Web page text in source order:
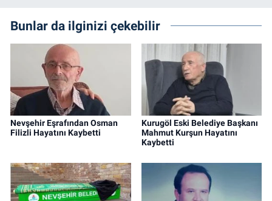
Bunlar da ilginizi çekebilir
Nevşehir Eşrafından Osman
Filizli Hayatını Kaybetti
Kurugöl Eski Belediye Başkanı
Mahmut Kurşun Hayatını
Kaybetti